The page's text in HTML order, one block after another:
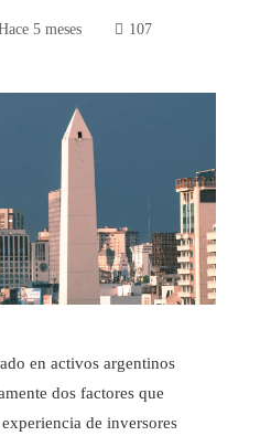
5 meses 107
en activos argentinos
dos factores que
de inversores